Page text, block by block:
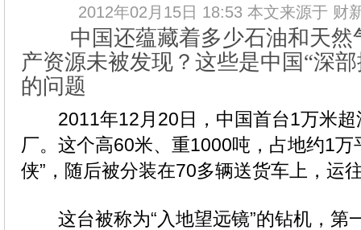
2012年02月15日 18:53 本文来源于 财
中国还蕴藏着多少石油和天然
产资源未被发现？这些是中国“深
的问题
2011年12月20日，中国首台1万米超
厂。这个高60米、重1000吨，占地约1万
侠”，随后被分装在70多辆送货车上，运
这台被称为“入地望远镜”的钻机，第